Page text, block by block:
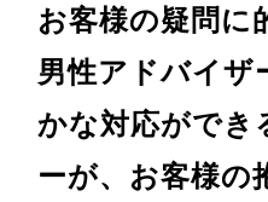
お客様の疑問に
男性アドバイザ
かな対応ができ
ーが、お客様の